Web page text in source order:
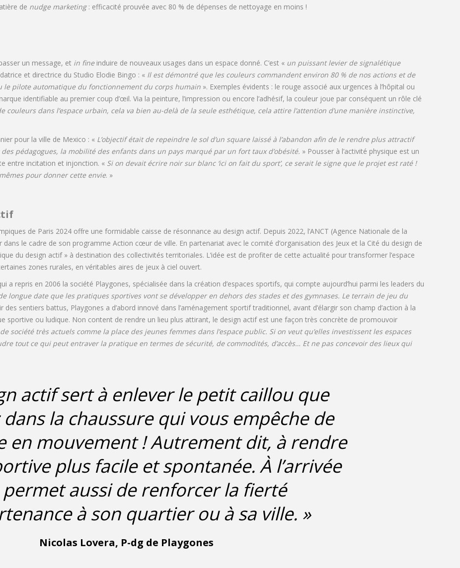
de nudge marketing: efficacité prouvée avec 80 % de dépenses de nettoyage en moins !
un message, et in fineinduire de nouveaux usages dans un espace donné. C’est « un puissant levier de signalétique
et directrice du Studio Elodie Bingo : « Il est démontré que les couleurs commandent environ 80 % de nos actions et de
le pilote automatique du fonctionnement du corps humain ». Exemples évidents : le rouge associé aux urgences à l’hôpital ou
identifiable au premier coup d’œil. Via la peinture, l’impression ou encore l’adhésif, la couleur joue par conséquent un rôle clé
couleurs dans l’espace urbain, cela va bien au-delà de la seule esthétique, cela attire l’attention d’une manière instinctive,
pour la ville de Mexico : « L’objectif était de repeindre le sol d’un square laissé à l’abandon afin de le rendre plus attractif
pédagogues, la mobilité des enfants dans un pays marqué par un fort taux d’obésité. » Pousser à l’activité physique est un
entre incitation et injonction. « Si on devait écrire noir sur blanc ‘ici on fait du sport’, ce serait le signe que le projet est raté !
pour donner cette envie. »
de Paris 2024 offre une formidable caisse de résonnance au design actif. Depuis 2022, l’ANCT (Agence Nationale de la
le cadre de son programme Action cœur de ville. En partenariat avec le comité d’organisation des Jeux et la Cité du design de
du design actif » à destination des collectivités territoriales. L’idée est de profiter de cette actualité pour transformer l’espace
zones rurales, en véritables aires de jeux à ciel ouvert.
a repris en 2006 la société Playgones, spécialisée dans la création d’espaces sportifs, qui compte aujourd’hui parmi les leaders du
longue date que les pratiques sportives vont se développer en dehors des stades et des gymnases. Le terrain de jeu du
des sentiers battus, Playgones a d’abord innové dans l’aménagement sportif traditionnel, avant d’élargir son champ d’action à la
sportive ou ludique. Non content de rendre un lieu plus attirant, le design actif est une façon très concrète de promouvoir
société très actuels comme la place des jeunes femmes dans l’espace public. Si on veut qu’elles investissent les espaces
tout ce qui peut entraver la pratique en termes de sécurité, de commodités, d’accès… Et ne pas concevoir des lieux qui
actif sert à enlever le petit caillou que
dans la chaussure qui vous empêche de
en mouvement ! Autrement dit, à rendre
plus facile et spontanée. À l’arrivée
permet aussi de renforcer la fierté
à son quartier ou à sa ville. »
Nicolas Lovera, P-dg de Playgones